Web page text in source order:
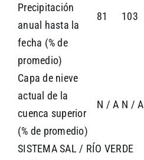
Precipitación
anual hasta la
fecha (% de
promedio)
81 103
Capa de nieve
actual de la
cuenca superior
(% de promedio)
N / A N / A
SISTEMA SAL / RÍO VERDE